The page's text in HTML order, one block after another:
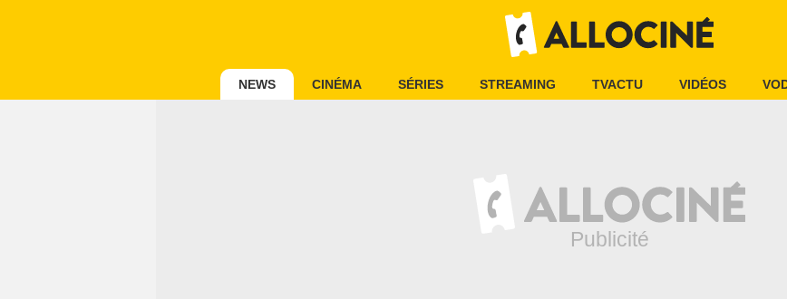
NEWS CINÉMA SÉRIES STREAMING TVACTU VIDÉOS